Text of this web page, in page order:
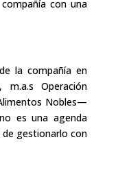
con una
la compañía en
m.a.s Operación
Nobles—
es una agenda
gestionarlo con